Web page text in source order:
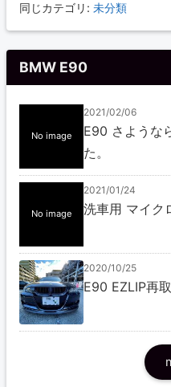
同じカテゴリ: 未分類
BMW E90
No image
2021/02/06
E90 さような
た。
No image
2021/01/24
洗車用 マイク
2020/10/25
E90 EZLIP再